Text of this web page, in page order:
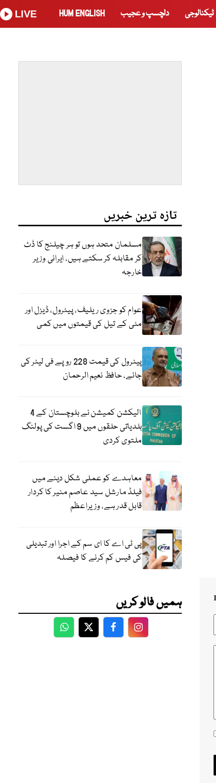
ٹیکنالوجی دلچسپ و عجیب HUM ENGLISH
LIVE
تازہ ترین خبریں
مسلمان متحد ہوں تو ہر چیلنج کا ڈٹ
کر مقابلہ کر سکتے ہیں، ایرانی وزیر
خارجہ
عوام کو جزوی ریلیف، پیٹرول، ڈیزل اور
مٹی کے تیل کی قیمتوں میں کمی
پیٹرول کی قیمت 228 روپے فی لیٹر کی
جائے، حافظ نعیم الرحمان
الیکشن کمیشن نے بلوچستان کے 4
بلدیاتی حلقوں میں 9 اگست کی پولنگ
ملتوی کردی
معاہدے کو عملی شکل دینے میں
فیلڈ مارشل سید عاصم منیر کا کردار
قابل قدر ہے، وزیراعظم
پی ٹی اے کا ای سم کے اجرا اور تبدیلی
کی فیس کم کرنے کا فیصلہ
ہمیں فالو کریں
WhatsApp
TwitterFacebookFacebook